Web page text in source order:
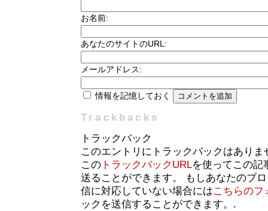
お名前:
あなたのサイトのURL:
メールアドレス:
情報を記憶しておく
Trackbacks
トラックバック
このエントリにトラックバックはありま
この トラックバックURLを使ってこの記
送ることができます。 もしあなたのブ
信に対応していない場合にはこちらのフ
ックを送信することができます。.